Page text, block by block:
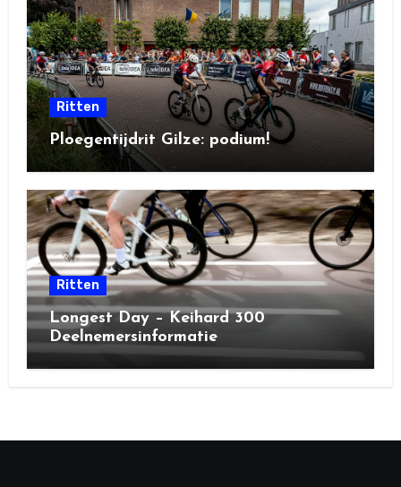
Ritten
Ploegentijdrit Gilze: podium!
Ritten
Longest Day – Keihard 300
Deelnemersinformatie